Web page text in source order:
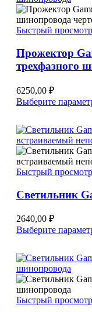
Быстрый просмотр
Прожектор
трехфазного
6250,00 ₽
Выберите
Быстрый просмотр
Светильник
2640,00 ₽
Выберите
Быстрый просмотр